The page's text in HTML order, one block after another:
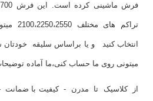
تراکم
انتخاب کنید و یا براساس سلیقه
میتونی روی ما حساب کنی،ما آماده
از کلاسیک تا مدرن - کیفیت با ضمانت